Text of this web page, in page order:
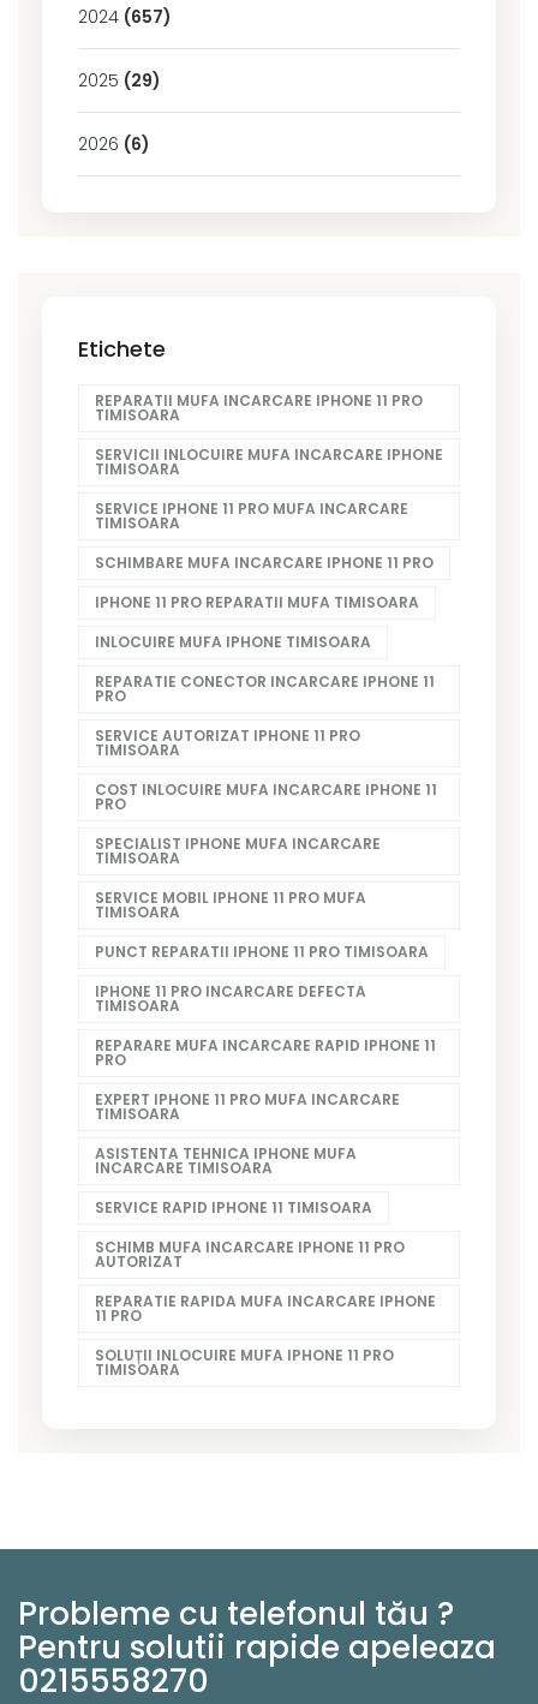
2024 (657)
2025 (29)
2026 (6)
Etichete
REPARATII MUFA INCARCARE IPHONE 11 PRO
TIMISOARA
SERVICII INLOCUIRE MUFA INCARCARE IPHONE
TIMISOARA
SERVICE IPHONE 11 PRO MUFA INCARCARE
TIMISOARA
SCHIMBARE MUFA INCARCARE IPHONE 11 PRO
IPHONE 11 PRO REPARATII MUFA TIMISOARA
INLOCUIRE MUFA IPHONE TIMISOARA
REPARATIE CONECTOR INCARCARE IPHONE 11
PRO
SERVICE AUTORIZAT IPHONE 11 PRO
TIMISOARA
COST INLOCUIRE MUFA INCARCARE IPHONE 11
PRO
SPECIALIST IPHONE MUFA INCARCARE
TIMISOARA
SERVICE MOBIL IPHONE 11 PRO MUFA
TIMISOARA
PUNCT REPARATII IPHONE 11 PRO TIMISOARA
IPHONE 11 PRO INCARCARE DEFECTA
TIMISOARA
REPARARE MUFA INCARCARE RAPID IPHONE 11
PRO
EXPERT IPHONE 11 PRO MUFA INCARCARE
TIMISOARA
ASISTENTA TEHNICA IPHONE MUFA
INCARCARE TIMISOARA
SERVICE RAPID IPHONE 11 TIMISOARA
SCHIMB MUFA INCARCARE IPHONE 11 PRO
AUTORIZAT
REPARATIE RAPIDA MUFA INCARCARE IPHONE
11 PRO
SOLUȚII INLOCUIRE MUFA IPHONE 11 PRO
TIMISOARA
Probleme cu telefonul tău ?
Pentru solutii rapide apeleaza
0215558270